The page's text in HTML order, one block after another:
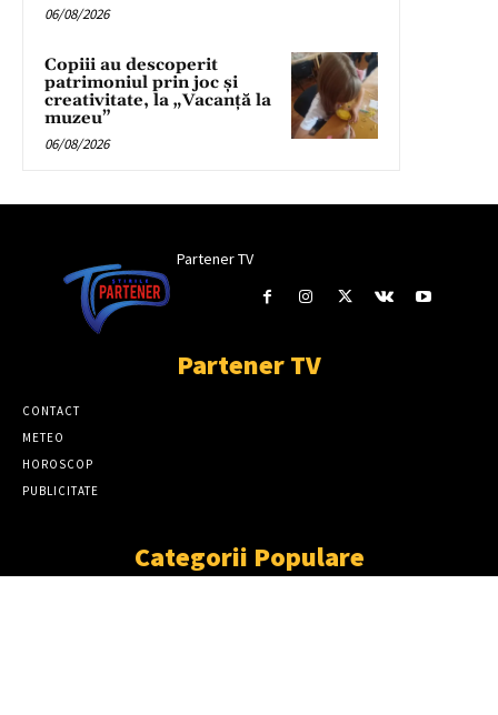
06/08/2026
Copiii au descoperit
patrimoniul prin joc și
creativitate, la „Vacanță la
muzeu”
06/08/2026
Partener TV
Partener TV
CONTACT
METEO
HOROSCOP
PUBLICITATE
Categorii Populare